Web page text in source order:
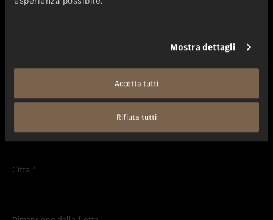
Mostra dettagli
Accetta tutti
Rifiuta tutti
Città *